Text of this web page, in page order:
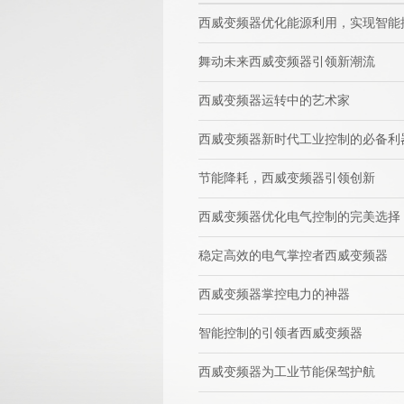
西威变频器优化能源利用，实现智能
舞动未来西威变频器引领新潮流
西威变频器运转中的艺术家
西威变频器新时代工业控制的必备利
节能降耗，西威变频器引领创新
西威变频器优化电气控制的完美选择
稳定高效的电气掌控者西威变频器
西威变频器掌控电力的神器
智能控制的引领者西威变频器
西威变频器为工业节能保驾护航